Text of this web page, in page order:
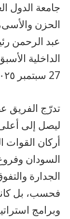
جامعة الدول
الحزن
عبد الرحمن
الداخلية
27 سبتمبر ٢٠٢٥.
تدرّج
ليصل إلى
أركان
السودان
الجدارة
فحسب، بل
وبرامج